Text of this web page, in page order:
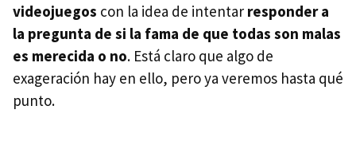
videojuegos con la idea de intentar responder a
la pregunta de si la fama de que todas son malas
es merecida o no. Está claro que algo de
exageración hay en ello, pero ya veremos hasta qué
punto.